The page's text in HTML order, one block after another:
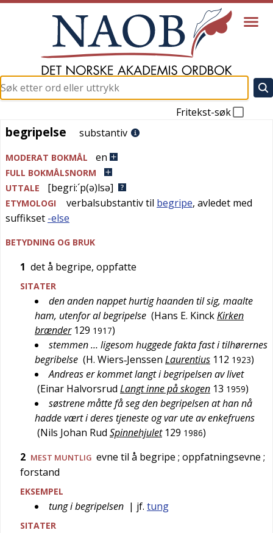
Fritekst-søk
begripelse
begripelse substantiv
MODERAT BOKMÅL en
FULL BOKMÅLSNORM
UTTALE
[begri:´p(ə)lsə]
ETYMOLOGI verbalsubstantiv til begripe, avledet med
suffikset -else
BETYDNING OG BRUK
1 det å begripe, oppfatte
SITATER
den anden nappet hurtig haanden til sig, maalte
ham, utenfor al begripelse (Hans E. KinckKirken
brænder 129 1917)
stemmen … ligesom huggede fakta fast i tilhørernes
begribelse (H. Wiers‑Jenssen Laurentius 112 1923)
Andreas er kommet langt i begripelsen av livet
(Einar Halvorsrud Langt inne på skogen 13 1959)
søstrene måtte få seg den begripelsen at han nå
hadde vært i deres tjeneste og var ute av enkefruens
(Nils Johan Rud Spinnehjulet 129 1986)
2 MEST MUNTLIG evne til å begripe ; oppfatningsevne ;
forstand
EKSEMPEL
tung i begripelsen | jf. tung
SITATER